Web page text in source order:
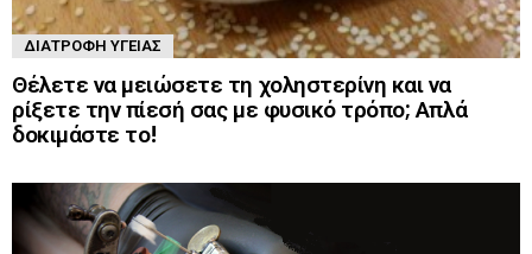
ΔΙΑΤΡΟΦΉ ΥΓΕΊΑΣ
Θέλετε να μειώσετε τη χοληστερίνη και να
ρίξετε την πίεσή σας με φυσικό τρόπο; Απλά
δοκιμάστε το!